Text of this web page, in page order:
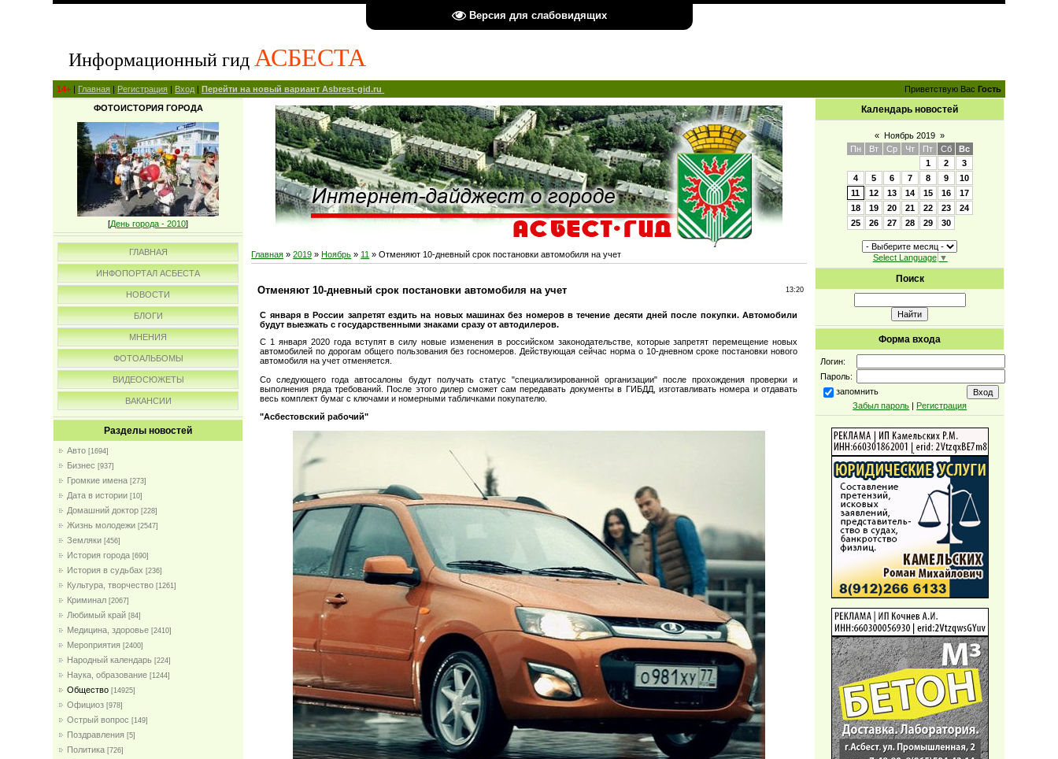
Версия для слабовидящих
Информационный гид АСБЕСТА
14+ | Главная | Регистрация | Вход |Перейти на новый вариант Asbrest-gid.ru Приветствую Вас Гость
ФОТОИСТОРИЯ ГОРОДА
[День города - 2010]
ГЛАВНАЯ
ИНФОПОРТАЛ АСБЕСТА
НОВОСТИ
БЛОГИ
МНЕНИЯ
ФОТОАЛЬБОМЫ
ВИДЕОСЮЖЕТЫ
ВАКАНСИИ
Разделы новостей
Авто [1694]
Бизнес [937]
Громкие имена [273]
Дата в истории [10]
Домашний доктор [228]
Жизнь молодежи [2547]
Земляки [456]
История города [690]
История в судьбах [236]
Культура, творчество [1261]
Криминал [2067]
Любимый край [84]
Медицина, здоровье [2410]
Мероприятия [2400]
Народный календарь [224]
Наука, образование [1244]
Общество [14925]
Официоз [978]
Острый вопрос [149]
Поздравления [5]
Политика [726]
Главная »2019 » Ноябрь » 11 » Отменяют 10-дневный срок постановки автомобиля на учет
Отменяют 10-дневный срок постановки автомобиля на учет 13:20
С января в России запретят ездить на новых машинах без номеров в течение десяти дней после покупки. Автомобили
будут выезжать с государственными знаками сразу от автодилеров.
С 1 января 2020 года вступят в силу новые изменения в российском законодательстве, которые запретят перемещение новых
автомобилей по дорогам общего пользования без госномеров. Действующая сейчас норма о 10-дневном сроке постановки нового
автомобиля на учет отменяется.
Со следующего года автосалоны будут получать статус "специализированной организации" после прохождения проверки и
выполнения ряда требований. После этого дилер сможет сам передавать документы в ГИБДД, изготавливать номера и отдавать
весь комплект бумаг с ключами и номерными табличками покупателю.
"Асбестовский рабочий"
Календарь новостей
« Ноябрь 2019 »
Пн
Вт Ср Чт Пт Сб
Вс
1
2
3
4
5 6 7 8 9
10
11
12 13 14 15 16
17
18
19 20 21 22 23
24
25
26 27 28 29 30
Select Language ▼
Поиск
Форма входа
Логин:
Пароль:
запомнить
Забыл пароль | Регистрация